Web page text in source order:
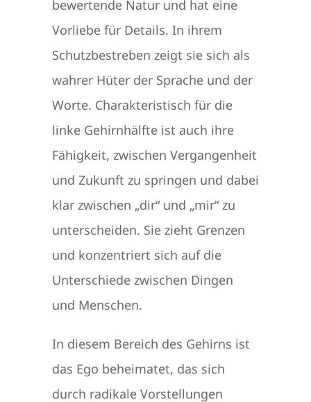
bewertende Natur und hat eine
Vorliebe für Details. In ihrem
Schutzbestreben zeigt sie sich als
wahrer Hüter der Sprache und der
Worte. Charakteristisch für die
linke Gehirnhälfte ist auch ihre
Fähigkeit, zwischen Vergangenheit
und Zukunft zu springen und dabei
klar zwischen „dir“ und „mir“ zu
unterscheiden. Sie zieht Grenzen
und konzentriert sich auf die
Unterschiede zwischen Dingen
und Menschen.
In diesem Bereich des Gehirns ist
das Ego beheimatet, das sich
durch radikale Vorstellungen